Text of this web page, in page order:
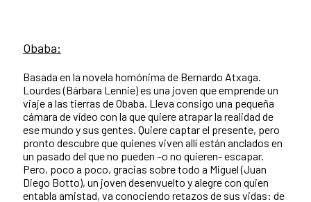
Obaba:
Basada en la novela homónima de Bernardo Atxaga.
Lourdes (Bárbara Lennie) es una joven que emprende un
viaje a las tierras de Obaba. Lleva consigo una pequeña
cámara de vídeo con la que quiere atrapar la realidad de
ese mundo y sus gentes. Quiere captar el presente, pero
pronto descubre que quienes viven allí están anclados en
un pasado del que no pueden –o no quieren- escapar.
Pero, poco a poco, gracias sobre todo a Miguel (Juan
Diego Botto), un joven desenvuelto y alegre con quien
entabla amistad, va conociendo retazos de sus vidas: de